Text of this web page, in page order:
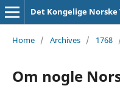
Det Kongelige
Home / Archives / 1768
Om nogle